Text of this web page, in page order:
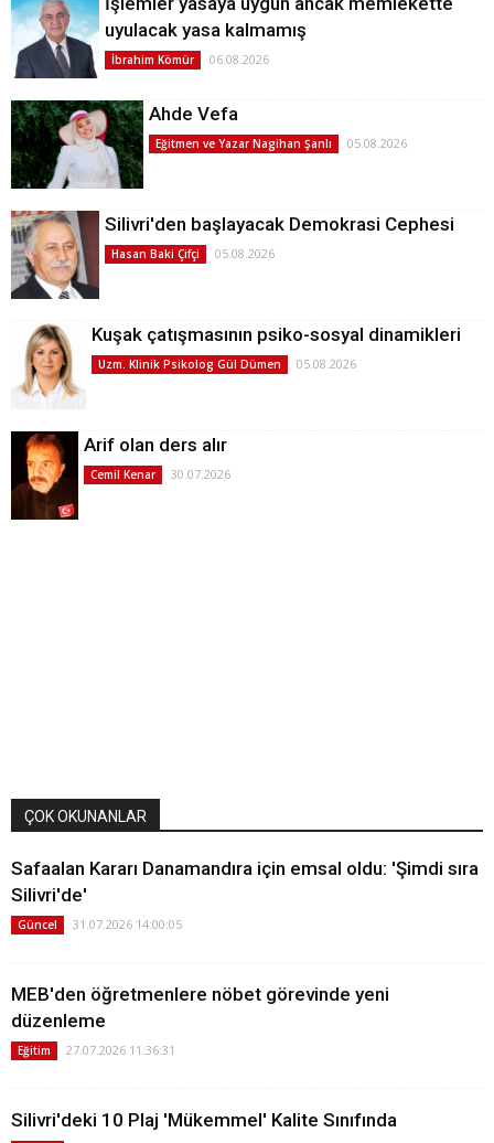
uyulacak yasa kalmamış
İbrahim Kömür 06.08.2026
Ahde Vefa
Eğitmen ve Yazar Nagihan Şanlı 05.08.2026
Silivri'den başlayacak Demokrasi Cephesi
Hasan Baki Çifçi 05.08.2026
Kuşak çatışmasının psiko-sosyal dinamikleri
Uzm. Klinik Psikolog Gül Dümen 05.08.2026
Arif olan ders alır
Cemil Kenar 30.07.2026
ÇOK OKUNANLAR
Safaalan Kararı Danamandıra için emsal oldu: 'Şimdi sıra
Silivri'de'
Güncel 31.07.2026 14:00:05
MEB'den öğretmenlere nöbet görevinde yeni
düzenleme
Eğitim 27.07.2026 11:36:31
Silivri'deki 10 Plaj 'Mükemmel' Kalite Sınıfında